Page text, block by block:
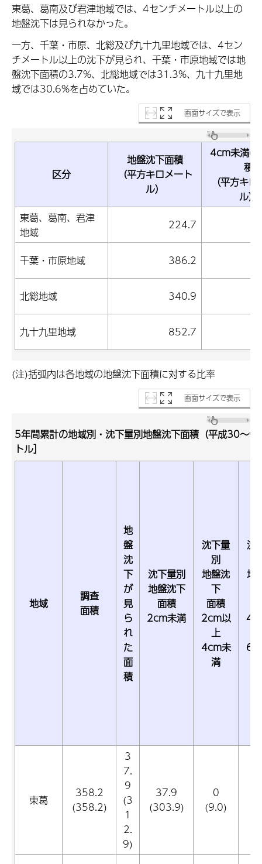
東葛、葛南及び君津地域では、4センチメートル以上の
地盤沈下は見られなかった。
一方、千葉・市原、北総及び九十九里地域では、4セン
チメートル以上の沈下が見られ、千葉・市原地域では地
盤沈下面積の3.7%、北総地域では31.3%、九十九里地
域では30.6%を占めていた。
画面サイズで表示
区分
地盤沈下面積
（平方キロメート
ル）
4cm未満の
積
（平方キ
ル）
東葛、葛南、君津
地域
224.7
千葉・市原地域
386.2
北総地域
340.9
九十九里地域
852.7
(注)括弧内は各地域の地盤沈下面積に対する比率
画面サイズで表示
5年間累計の地域別・沈下量別地盤沈下面積（平成30～
トル］
地域
調査
面積
地
盤
沈
下
が
見
ら
れ
た
面
積
沈下量別
地盤沈下
面積
2cm未満
沈下量
別
地盤沈
下
面積
2cm以
上
4cm未
満
沈
地
東葛
358.2
(358.2)
3
7.
9
(3
1
2.
9)
37.9
(303.9)
0
(9.0)